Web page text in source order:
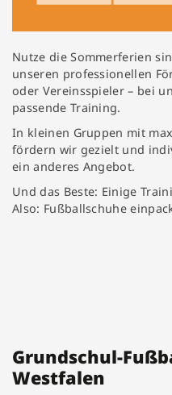
Nutze die Sommerferien
unseren professionellen
oder Vereinsspieler – bei
passende Training.
In kleinen Gruppen mit
fördern wir gezielt und
ein anderes Angebot.
Und das Beste: Einige
Also: Fußballschuhe
Grundschul-
Westfalen